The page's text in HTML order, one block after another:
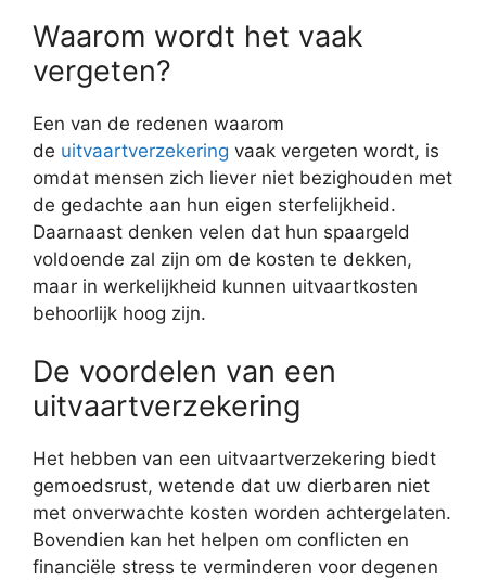
Waarom wordt het vaak
vergeten?
Een van de redenen waarom
de uitvaartverzekering vaak vergeten wordt, is
omdat mensen zich liever niet bezighouden met
de gedachte aan hun eigen sterfelijkheid.
Daarnaast denken velen dat hun spaargeld
voldoende zal zijn om de kosten te dekken,
maar in werkelijkheid kunnen uitvaartkosten
behoorlijk hoog zijn.
De voordelen van een
uitvaartverzekering
Het hebben van een uitvaartverzekering biedt
gemoedsrust, wetende dat uw dierbaren niet
met onverwachte kosten worden achtergelaten.
Bovendien kan het helpen om conflicten en
financiële stress te verminderen voor degenen